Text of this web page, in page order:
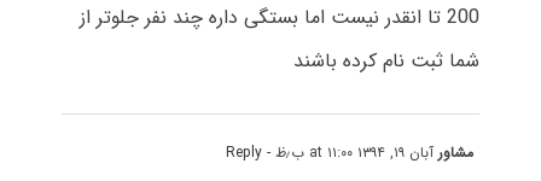
200 تا انقدر نیست اما بستگی داره چند نفر جلوتر از
شما ثبت نام کرده باشند
مشاورآبان ۱۹, ۱۳۹۴ at ۱۱:۰۰ ب٫ظ - Reply